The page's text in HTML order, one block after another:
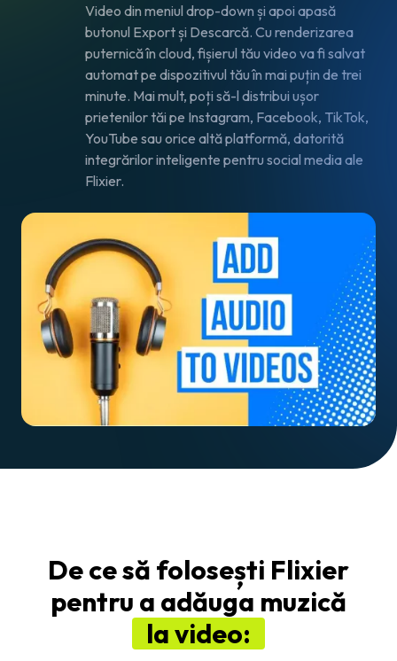
Video din meniul drop-down și apoi apasă
butonul Export și Descarcă. Cu renderizarea
puternică în cloud, fișierul tău video va fi salvat
automat pe dispozitivul tău în mai puțin de trei
minute. Mai mult, poți să-l distribui ușor
prietenilor tăi pe Instagram, Facebook, TikTok,
YouTube sau orice altă platformă, datorită
integrărilor inteligente pentru social media ale
Flixier.
De ce să folosești Flixier
pentru a adăuga muzică
la video: